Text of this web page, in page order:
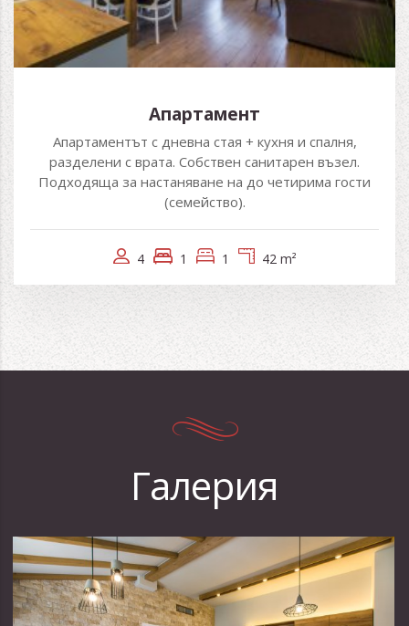
Апартамент
Апартаментът с дневна стая + кухня и спалня,
разделени с врата. Собствен санитарен възел.
Подходяща за настаняване на до четирима гости
(семейство).
4 1 1 42 m²
Галерия